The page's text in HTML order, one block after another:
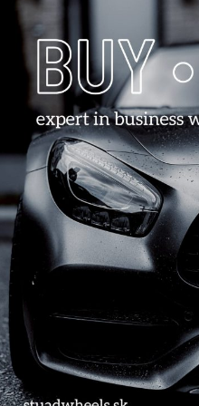
Email*
prehliadači pre moje